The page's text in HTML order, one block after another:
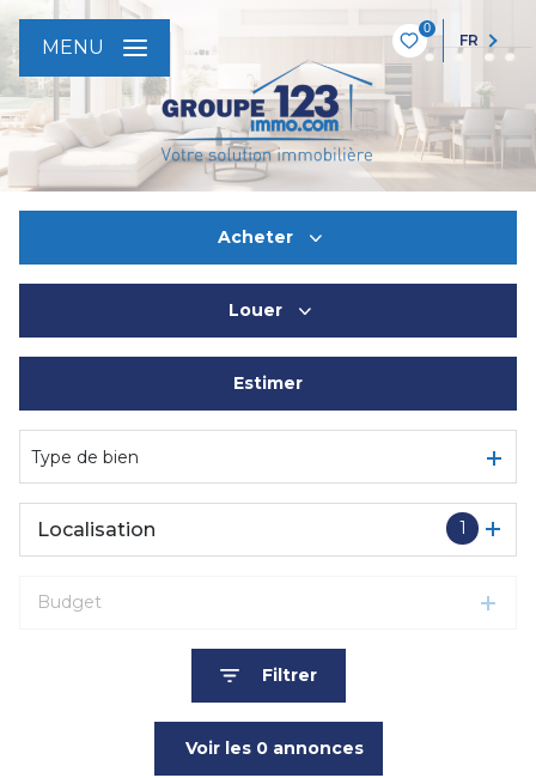
0
FR
MENU
Acheter
Louer
De l'immo pro
Estimer
Type de bien
1
Localisation
Budget
Filtrer
Voir les 0annonces